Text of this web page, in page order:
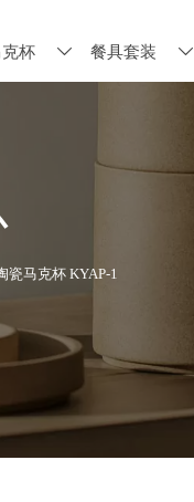
杯  餐具套装 
瓷马克杯 KYAP-1